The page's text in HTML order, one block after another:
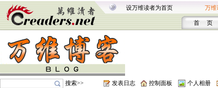
设万维读者为首页 万维
首 页
搜索>> 发表日志 控制面板 个人相册